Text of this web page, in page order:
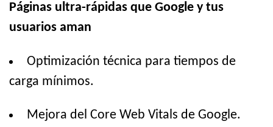
Páginas ultra-rápidas que Google y tus
usuarios aman
Optimización técnica para tiempos de
carga mínimos.
Mejora del Core Web Vitals de Google.